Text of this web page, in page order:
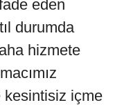
eden
durumda
hizmete
kesintisiz içme